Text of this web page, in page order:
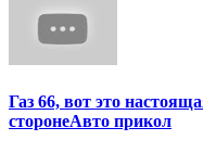
Газ 66, вот это
сторонеАвто прикол